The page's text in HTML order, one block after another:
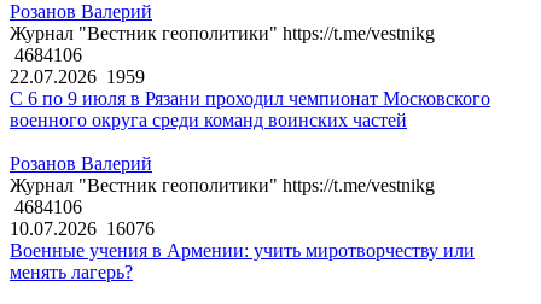
Розанов Валерий
Журнал "Вестник геополитики" https://t.me/vestnikg
4684106
22.07.2026 1959
С 6 по 9 июля в Рязани проходил чемпионат Московского
военного округа среди команд воинских частей
Розанов Валерий
Журнал "Вестник геополитики" https://t.me/vestnikg
4684106
10.07.2026 16076
Военные учения в Армении: учить миротворчеству или
менять лагерь?